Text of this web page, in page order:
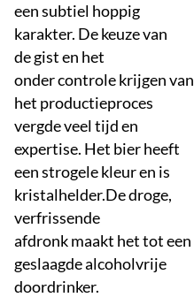
een subtiel hoppig
karakter. De keuze van
de gist en het
onder controle krijgen van
het productieproces
vergde veel tijd en
expertise. Het bier heeft
een strogele kleur en is
kristalhelder.De droge,
verfrissende
afdronk maakt het tot een
geslaagde alcoholvrije
doordrinker.